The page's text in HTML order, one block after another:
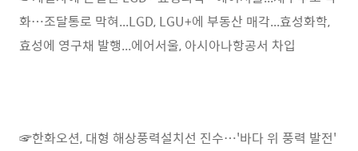
화…조달통로 막혀...LGD, LGU+에 부동산 매각...효성화학,
효성에 영구채 발행...에어서울, 아시아나항공서 차입
☞한화오션, 대형 해상풍력설치선 진수…'바다 위 풍력 발전'